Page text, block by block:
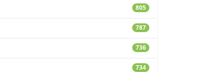
805
787
736
734